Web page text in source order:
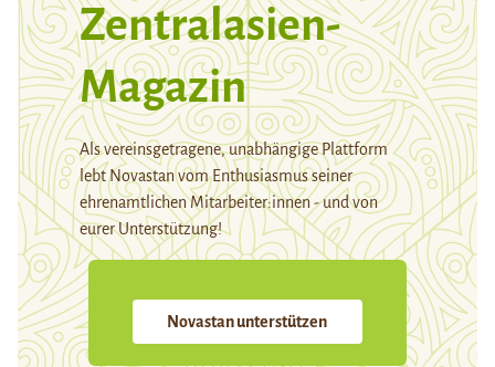
Zentralasien-
Magazin
Als vereinsgetragene, unabhängige Plattform
lebt Novastan vom Enthusiasmus seiner
ehrenamtlichen Mitarbeiter:innen - und von
eurer Unterstützung!
Novastan unterstützen